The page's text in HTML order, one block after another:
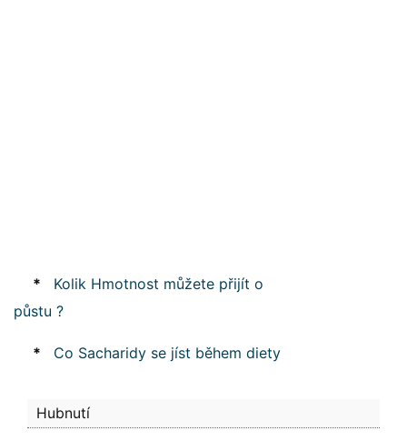
*
Kolik Hmotnost můžete přijít o
půstu ?
* Co Sacharidy se jíst během diety
Hubnutí